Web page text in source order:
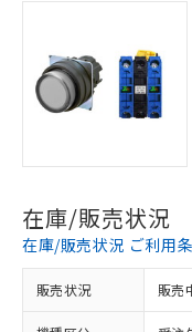
在庫/販売状況
在庫/販売状況 ご利用
販売状況 販売